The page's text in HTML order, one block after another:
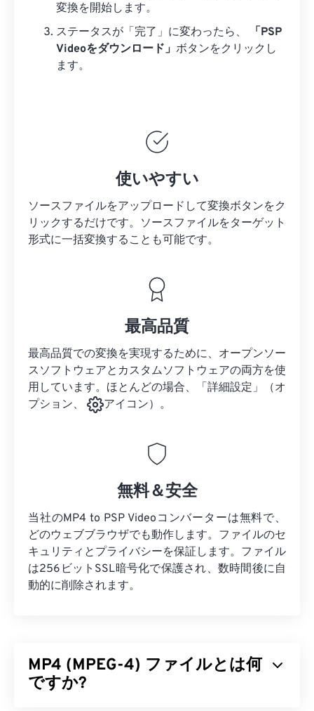
変換を開始します。
ステータスが「完了」に変わったら、
「PSP
Videoをダウンロード」 ボタンをクリックし
ます。
使いやすい
ソースファイルをアップロードして変換ボタンをク
リックするだけです。 ソースファイルをターゲット
形式に一括変換することも可能です。
最高品質
最高品質での変換を実現するために、オープンソー
スソフトウェアとカスタムソフトウェアの両方を使
用しています。ほとんどの場合、「詳細設定」（オ
プション、
アイコン）。
無料＆安全
当社のMP4 to PSP Videoコンバーターは無料で、
どのウェブブラウザでも動作します。ファイルのセ
キュリティとプライバシーを保証します。ファイル
は256ビットSSL暗号化で保護され、数時間後に自
動的に削除されます。
MP4 (MPEG-4) ファイルとは何
ですか?